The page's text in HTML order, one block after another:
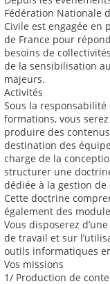
Fédération Nationale
Civile est engagée en
de France pour
besoins de
de la sensibilisation
majeurs.
Activités
Sous la
formations, vous
produire des
destination des
charge de la
structurer une
dédiée à la gestion
Cette doctrine
également des
Vous disposerez
de travail et sur
outils informatiques
Vos missions
1/ Production de